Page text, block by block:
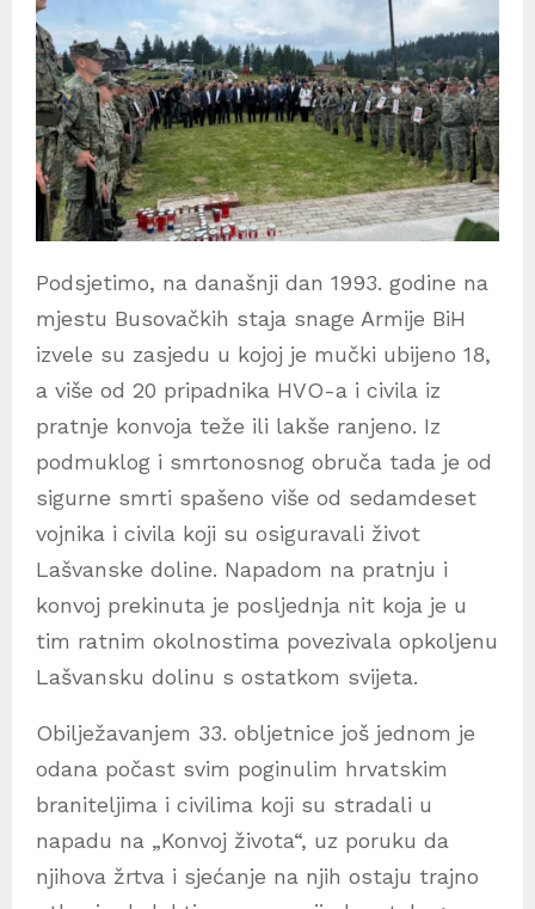
Podsjetimo, na današnji dan 1993. godine na
mjestu Busovačkih staja snage Armije BiH
izvele su zasjedu u kojoj je mučki ubijeno 18,
a više od 20 pripadnika HVO-a i civila iz
pratnje konvoja teže ili lakše ranjeno. Iz
podmuklog i smrtonosnog obruča tada je od
sigurne smrti spašeno više od sedamdeset
vojnika i civila koji su osiguravali život
Lašvanske doline. Napadom na pratnju i
konvoj prekinuta je posljednja nit koja je u
tim ratnim okolnostima povezivala opkoljenu
Lašvansku dolinu s ostatkom svijeta.
Obilježavanjem 33. obljetnice još jednom je
odana počast svim poginulim hrvatskim
braniteljima i civilima koji su stradali u
napadu na „Konvoj života“, uz poruku da
njihova žrtva i sjećanje na njih ostaju trajno